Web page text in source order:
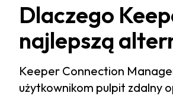
Dlaczego
najlepszą
Keeper Connection
użytkownikom pulpit zdalny